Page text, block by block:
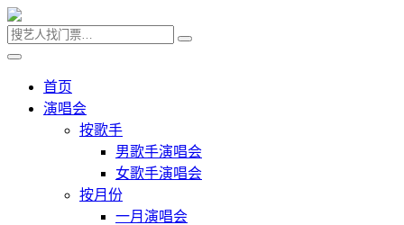
首页
演唱会
按歌手
男歌手演唱会
女歌手演唱会
按月份
一月演唱会